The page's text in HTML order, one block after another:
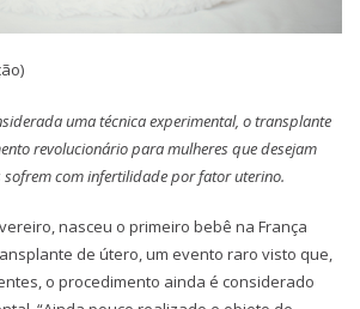
uma técnica experimental, o transplante
revolucionário para mulheres que desejam
com infertilidade por fator uterino.
nasceu o primeiro bebê na França
de útero, um evento raro visto que,
o procedimento ainda é considerado